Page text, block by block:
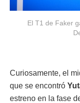
El T1 de Faker
Curiosamente, el
que se encontró
estreno en la fase